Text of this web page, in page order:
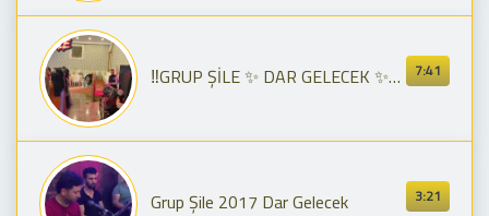
7:41
‼️GRUP ŞİLE ✨ DAR GELECEK ✨BANANE ✨ YANBAGLAMA ✨ İYİ DİNLEMELER ‼️
3:21
Grup Şile 2017 Dar Gelecek